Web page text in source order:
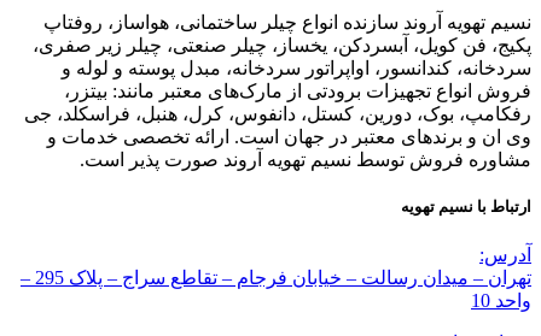
نسیم تهویه آروند سازنده انواع چیلر ساختمانی، هواساز، روفتاپ
پکیج، فن کویل، آبسردکن، یخساز، چیلر صنعتی، چیلر زیر صفری،
سردخانه، کندانسور، اواپراتور سردخانه، مبدل پوسته و لوله و
فروش انواع تجهیزات برودتی از مارک‌های معتبر مانند: بیتزر،
رفکامپ، بوک، دورین، کستل، دانفوس، کرل، هنبل، فراسکلد، جی
وی ان و برندهای معتبر در جهان است. ارائه تخصصی خدمات و
مشاوره فروش توسط نسیم تهویه آروند صورت پذیر است.
ارتباط با نسیم تهویه
آدرس:
تهران – میدان رسالت – خیابان فرجام – تقاطع سراج – پلاک 295 –
واحد 10